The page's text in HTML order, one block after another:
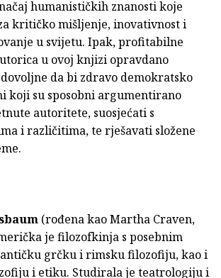
humanističkih znanosti koje
kritičko mišljenje, inovativnost i
u svijetu. Ipak, profitabilne
u ovoj knjizi opravdano
da bi zdravo demokratsko
koji su sposobni argumentirano
autoritete, suosjećati s
i različitima, te rješavati složene
(rođena kao Martha Craven,
je filozofkinja s posebnim
grčku i rimsku filozofiju, kao i
i etiku. Studirala je teatrologiju i